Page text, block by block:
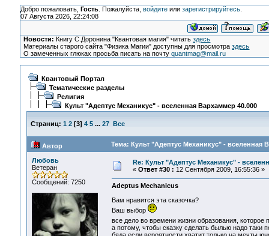
Добро пожаловать, Гость. Пожалуйста, войдитеили зарегистрируйтесь.
07 Августа 2026, 22:24:08
Новости: Книгу С.Доронина "Квантовая магия" читатьздесь
Материалы старого сайта "Физика Магии" доступны для просмотраздесь
О замеченных глюках просьба писать на почтуquantmag@mail.ru
Квантовый Портал
Тематические разделы
Религия
Культ "Адептус Механикус" - вселенная Вархаммер 40.000
Страниц: 1 2[3] 4 5 ... 27 Все
Автор Тема: Культ "Адептус Механикус" - вселенная
Любовь
Ветеран
Сообщений: 7250
Re: Культ "Адептус Механикус" -
« Ответ #30 : 12 Сентября 2009, 16:55:36 »
Adeptus Mechanicus
Вам нравится эта сказочка?
Ваш выбор
все дело во времени жизни образования, которое
а потому, чтобы сказку сделать былью надо таки